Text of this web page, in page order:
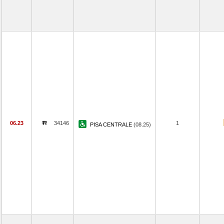
06.23 34146 PISA CENTRALE (08.25) 1